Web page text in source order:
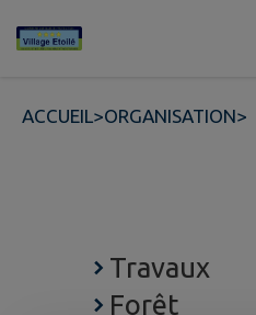
Contenu
ACCUEIL>ORGANISATION>
Travaux
Forêt